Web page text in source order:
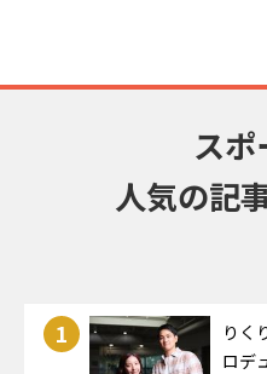
ス
人気の記
1
りく
ロデ